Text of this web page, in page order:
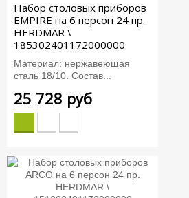
Набор столовых приборов
EMPIRE на 6 персон 24 пр.
HERDMAR \
185302401172000000
Материал: нержавеющая
сталь 18/10. Состав...
25 728 руб